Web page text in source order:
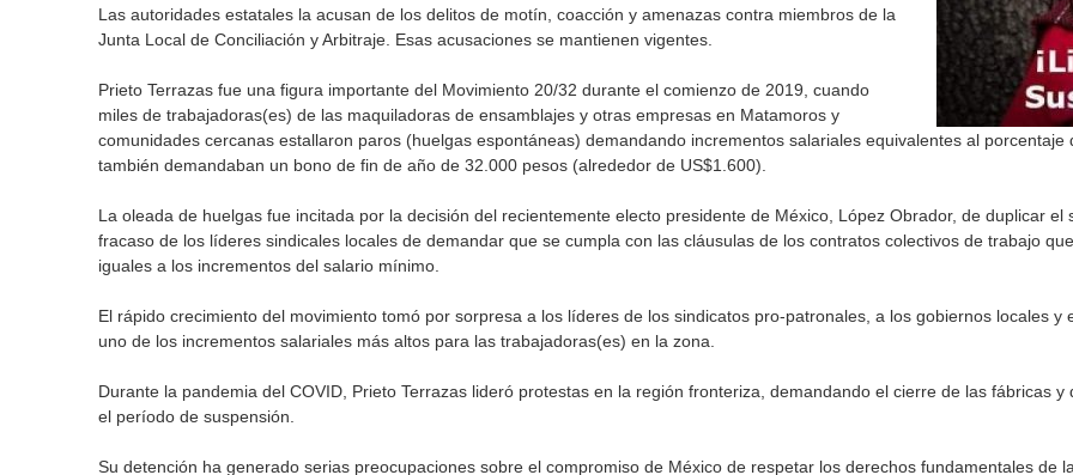
Las autoridades estatales la acusan de los delitos de motín, coacción y amenazas contra miembros de la
Junta Local de Conciliación y Arbitraje. Esas acusaciones se mantienen vigentes.
Prieto Terrazas fue una figura importante del Movimiento 20/32 durante el comienzo de 2019, cuando
miles de trabajadoras(es) de las maquiladoras de ensamblajes y otras empresas en Matamoros y
comunidades cercanas estallaron paros (huelgas espontáneas) demandando incrementos salariales equivalentes al
también demandaban un bono de fin de año de 32.000 pesos (alrededor de US$1.600).
La oleada de huelgas fue incitada por la decisión del recientemente electo presidente de México, López Obrador, de duplicar
fracaso de los líderes sindicales locales de demandar que se cumpla con las cláusulas de los contratos colectivos de trabajo
iguales a los incrementos del salario mínimo.
El rápido crecimiento del movimiento tomó por sorpresa a los líderes de los sindicatos pro-patronales, a los gobiernos locales
uno de los incrementos salariales más altos para las trabajadoras(es) en la zona.
Durante la pandemia del COVID, Prieto Terrazas lideró protestas en la región fronteriza, demandando el cierre de las fábricas
el período de suspensión.
Su detención ha generado serias preocupaciones sobre el compromiso de México de respetar los derechos fundamentales de